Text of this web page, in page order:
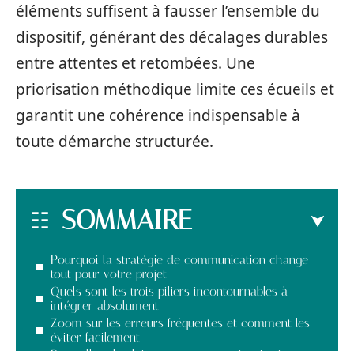
éléments suffisent à fausser l’ensemble du
dispositif, générant des décalages durables
entre attentes et retombées. Une
priorisation méthodique limite ces écueils et
garantit une cohérence indispensable à
toute démarche structurée.
SOMMAIRE
Pourquoi la stratégie de communication change
tout pour votre projet
Quels sont les trois piliers incontournables à
intégrer absolument
Zoom sur les erreurs fréquentes et comment les
éviter facilement